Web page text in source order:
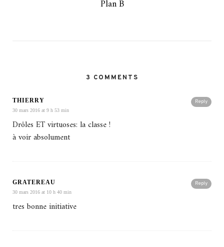
Plan B
3 COMMENTS
Reply
THIERRY
30 mars 2016 at 9 h 53 min
Drôles ET virtuoses: la classe !
à voir absolument
Reply
GRATEREAU
30 mars 2016 at 10 h 40 min
tres bonne initiative